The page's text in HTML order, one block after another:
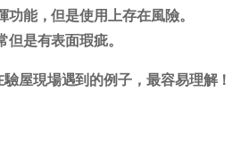
功能，但是使用上存在風險。
但是有表面瑕疵。
屋現場遇到的例子，最容易理解！